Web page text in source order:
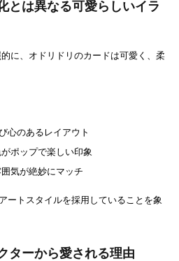
とは異なる可愛らしいイラ
に、オドリドリのカードは可愛く、柔
心のあるレイアウト
ポップで楽しい印象
気が絶妙にマッチ
ートスタイルを採用していることを象
ターから愛される理由